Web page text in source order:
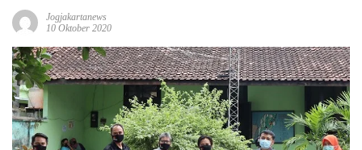
Jogjakartanews
10 Oktober 2020